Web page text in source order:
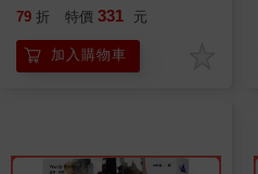
79 折 特價 331 元
加入購物車